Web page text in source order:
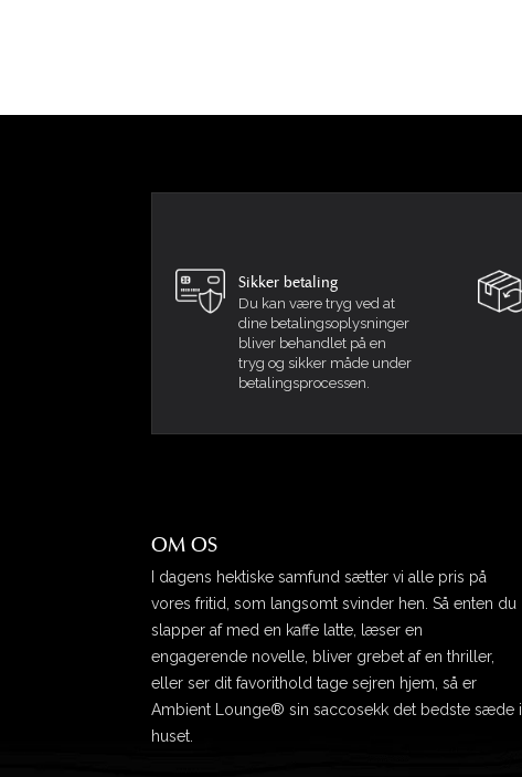
Sikker betaling
Du kan være tryg ved at
dine betalingsoplysninger
bliver behandlet på en
tryg og sikker måde under
betalingsprocessen.
OM OS
I dagens hektiske samfund sætter vi alle pris på
vores fritid, som langsomt svinder hen. Så enten du
slapper af med en kaffe latte, læser en
engagerende novelle, bliver grebet af en thriller,
eller ser dit favorithold tage sejren hjem, så er
Ambient Lounge® sin saccosekk det bedste sæde i
huset.